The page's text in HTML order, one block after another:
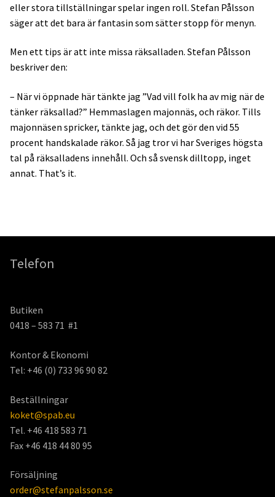
eller stora tillställningar spelar ingen roll. Stefan Pålsson
säger att det bara är fantasin som sätter stopp för menyn.
Men ett tips är att inte missa räksalladen. Stefan Pålsson
beskriver den:
– När vi öppnade här tänkte jag ”Vad vill folk ha av mig när de
tänker räksallad?” Hemmaslagen majonnäs, och räkor. Tills
majonnäsen spricker, tänkte jag, och det gör den vid 55
procent handskalade räkor. Så jag tror vi har Sveriges högsta
tal på räksalladens innehåll. Och så svensk dilltopp, inget
annat. That’s it.
Telefon
Butiken
0418 – 583 71 #1
Kontor & Ekonomi
Tel: +46 (0) 733 96 90 82
Beställningar
koket@spab.eu
Tel. +46 418 583 71
Fax +46 418 44 80 95
Försäljning
order@stefanpalsson.se